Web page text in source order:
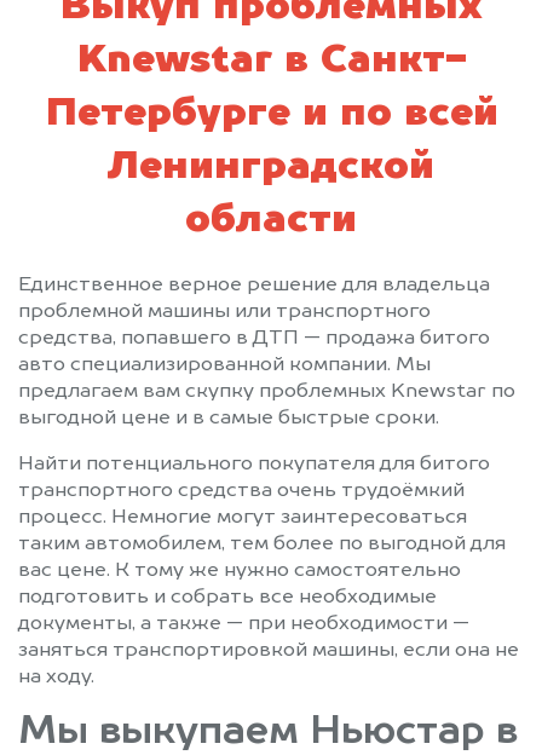
Выкуп проблемных
Knewstar в Санкт-
Петербурге и по всей
Ленинградской
области
Единственное верное решение для владельца
проблемной машины или транспортного
средства, попавшего в ДТП — продажа битого
авто специализированной компании. Мы
предлагаем вам скупку проблемных Knewstar по
выгодной цене и в самые быстрые сроки.
Найти потенциального покупателя для битого
транспортного средства очень трудоёмкий
процесс. Немногие могут заинтересоваться
таким автомобилем, тем более по выгодной для
вас цене. К тому же нужно самостоятельно
подготовить и собрать все необходимые
документы, а также — при необходимости —
заняться транспортировкой машины, если она не
на ходу.
Мы выкупаем Ньюстар в